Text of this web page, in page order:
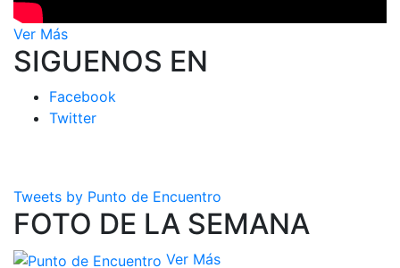
Ver Más
SIGUENOS EN
Facebook
Twitter
Tweets by Punto de Encuentro
FOTO DE LA SEMANA
Ver Más